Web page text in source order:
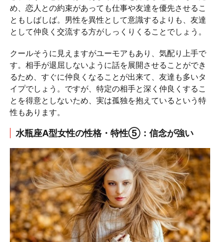
め、恋人との約束があっても仕事や友達を優先させるこ
ともしばしば。男性を異性として意識するよりも、友達
として仲良く交流する方がしっくりくることでしょう。
クールそうに見えますがユーモアもあり、気配り上手で
す。相手が退屈しないように話を展開させることができ
るため、すぐに仲良くなることが出来て、友達も多いタ
イプでしょう。ですが、特定の相手と深く仲良くするこ
とを得意としないため、実は孤独を抱えているという特
性もあります。
水瓶座A型女性の性格・特性⑤：信念が強い